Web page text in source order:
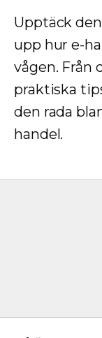
Upptäck
upp hur e-
vågen. Från
praktiska
den rada
handel.